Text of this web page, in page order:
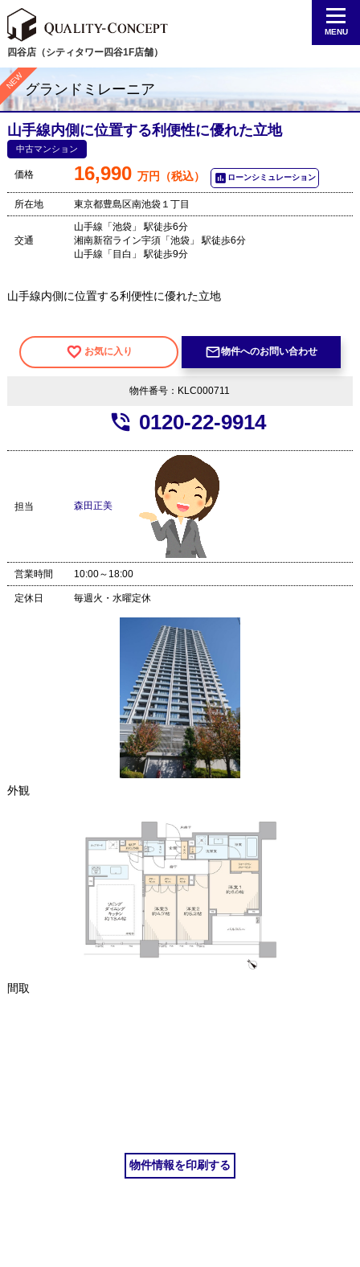
四谷店（シティタワー四谷1F店舗）
MENU
グランドミレーニア
山手線内側に位置する利便性に優れた立地
中古マンション
価格 16,990 万円（税込） poll ローンシミュレーション
所在地 東京都豊島区南池袋１丁目
交通
山手線「池袋」 駅徒歩6分
湘南新宿ライン宇須「池袋」 駅徒歩6分
山手線「目白」 駅徒歩9分
山手線内側に位置する利便性に優れた立地
お気に入り mail_outline物件へのお問い合わせ
物件番号：KLC000711
phone_in_talk 0120-22-9914
担当 森田正美
営業時間 10:00～18:00
定休日 毎週火・水曜定休
外観
間取
物件情報を印刷する